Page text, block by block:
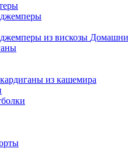
из вискозы
из кашемира